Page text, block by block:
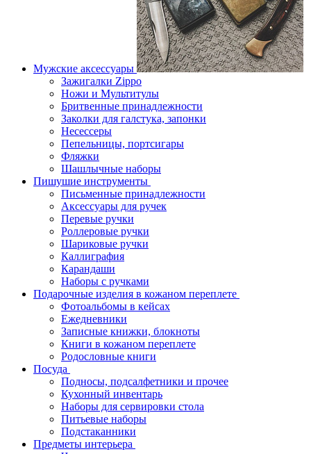
Мужские аксессуары
Зажигалки Zippo
Ножи и Мультитулы
Бритвенные принадлежности
Заколки для галстука, запонки
Несессеры
Пепельницы, портсигары
Фляжки
Шашлычные наборы
Пишушие инструменты
Письменные принадлежности
Аксессуары для ручек
Перевые ручки
Роллеровые ручки
Шариковые ручки
Каллиграфия
Карандаши
Наборы с ручками
Подарочные изделия в кожаном переплете
Фотоальбомы в кейсах
Ежедневники
Записные книжки, блокноты
Книги в кожаном переплете
Родословные книги
Посуда
Подносы, подсалфетники и прочее
Кухонный инвентарь
Наборы для сервировки стола
Питьевые наборы
Подстаканники
Предметы интерьера